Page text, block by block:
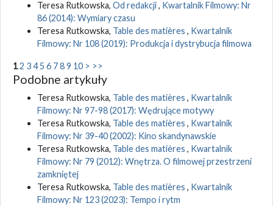
Teresa Rutkowska, Od redakcji, Kwartalnik Filmowy: Nr
86 (2014): Wymiary czasu
Teresa Rutkowska, Table des matières , Kwartalnik
Filmowy: Nr 108 (2019): Produkcja i dystrybucja filmowa
12 345 6 789 10 > >>
Podobne artykuły
Teresa Rutkowska, Table des matières , Kwartalnik
Filmowy: Nr 97-98 (2017): Wędrujące motywy
Teresa Rutkowska, Table des matières , Kwartalnik
Filmowy: Nr 39-40 (2002): Kino skandynawskie
Teresa Rutkowska, Table des matières , Kwartalnik
Filmowy: Nr 79 (2012): Wnętrza. O filmowej przestrzeni
zamkniętej
Teresa Rutkowska, Table des matières , Kwartalnik
Filmowy: Nr 123 (2023): Tempo i rytm